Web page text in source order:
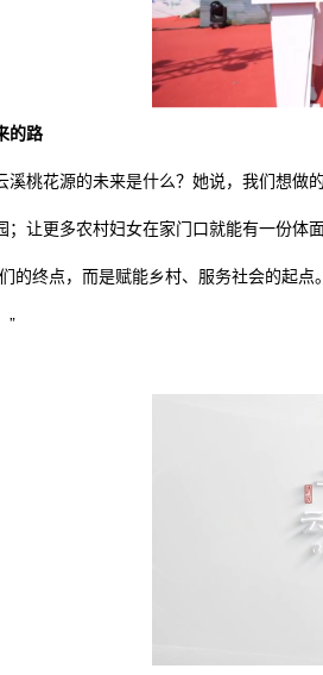
的路
溪桃花源的未来是什么？她说，我们想
；让更多农村妇女在家门口就能有一份体
的终点，而是赋能乡村、服务社会的起
”